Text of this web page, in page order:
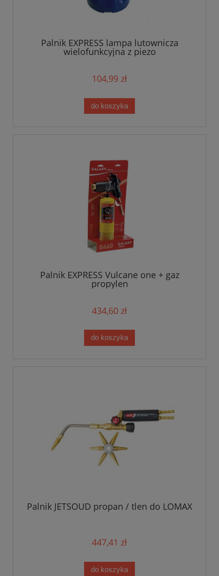
Palnik EXPRESS lampa lutownicza
wielofunkcyjna z piezo
104,99 zł
do koszyka
Palnik EXPRESS Vulcane one + gaz
propylen
434,60 zł
do koszyka
Palnik JETSOUD propan / tlen do LOMAX
447,41 zł
do koszyka